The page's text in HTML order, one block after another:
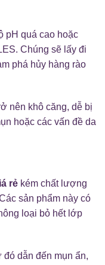
pH quá cao hoặc
Chúng sẽ lấy đi
phá hủy hàng rào
nên khô căng, dễ bị
hoặc các vấn đề da
rẻ kém chất lượng
sản phẩm này có
loại bỏ hết lớp
dẫn đến mụn ẩn,